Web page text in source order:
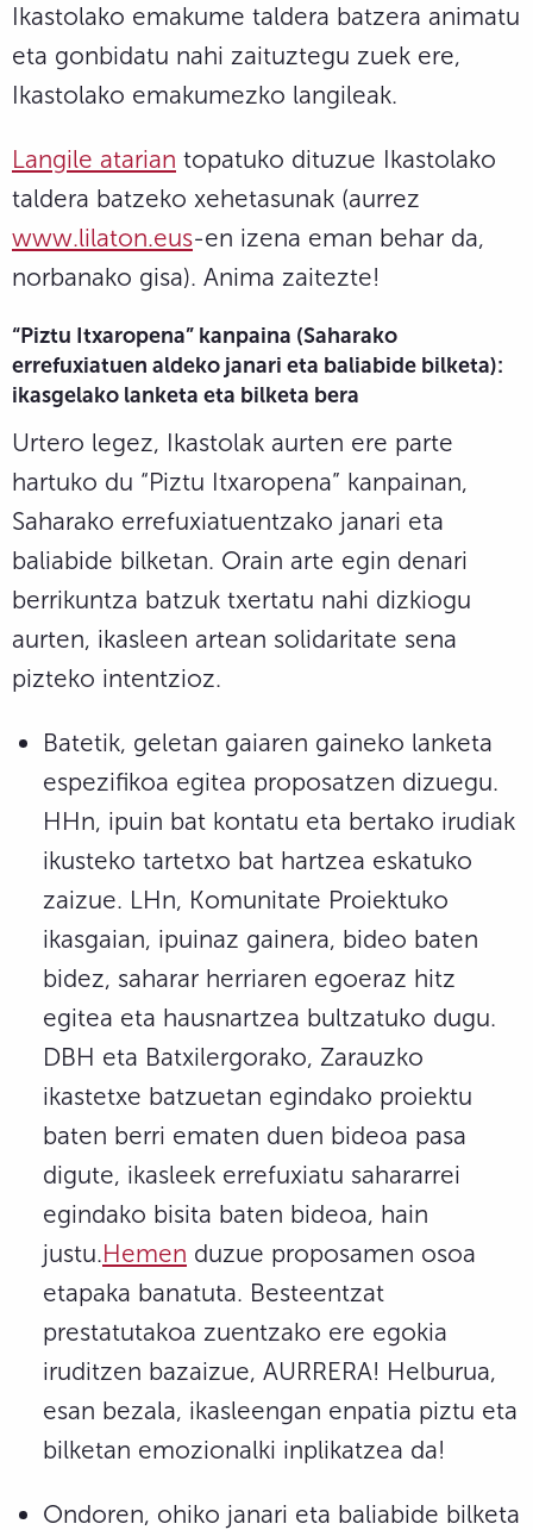
Ikastolako emakume taldera batzera animatu
eta gonbidatu nahi zaituztegu zuek ere,
Ikastolako emakumezko langileak.
Langile atarian topatuko dituzue Ikastolako
taldera batzeko xehetasunak (aurrez
www.lilaton.eus-en izena eman behar da,
norbanako gisa). Anima zaitezte!
“Piztu Itxaropena” kanpaina (Saharako
errefuxiatuen aldeko janari eta baliabide bilketa):
ikasgelako lanketa eta bilketa bera
Urtero legez, Ikastolak aurten ere parte
hartuko du “Piztu Itxaropena” kanpainan,
Saharako errefuxiatuentzako janari eta
baliabide bilketan. Orain arte egin denari
berrikuntza batzuk txertatu nahi dizkiogu
aurten, ikasleen artean solidaritate sena
pizteko intentzioz.
Batetik, geletan gaiaren gaineko lanketa
espezifikoa egitea proposatzen dizuegu.
HHn, ipuin bat kontatu eta bertako irudiak
ikusteko tartetxo bat hartzea eskatuko
zaizue. LHn, Komunitate Proiektuko
ikasgaian, ipuinaz gainera, bideo baten
bidez, saharar herriaren egoeraz hitz
egitea eta hausnartzea bultzatuko dugu.
DBH eta Batxilergorako, Zarauzko
ikastetxe batzuetan egindako proiektu
baten berri ematen duen bideoa pasa
digute, ikasleek errefuxiatu sahararrei
egindako bisita baten bideoa, hain
justu.Hemen duzue proposamen osoa
etapaka banatuta. Besteentzat
prestatutakoa zuentzako ere egokia
iruditzen bazaizue, AURRERA! Helburua,
esan bezala, ikasleengan enpatia piztu eta
bilketan emozionalki inplikatzea da!
Ondoren, ohiko janari eta baliabide bilketa